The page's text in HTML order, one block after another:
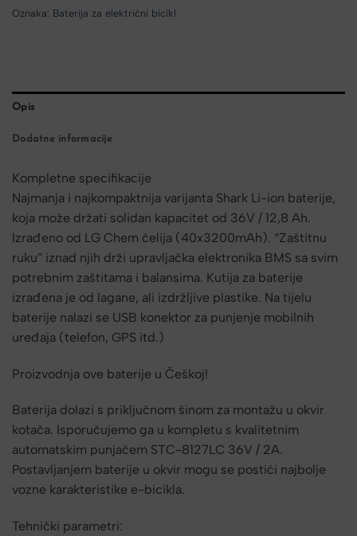
Oznaka: Baterija za električni bicikl
Opis
Dodatne informacije
Kompletne specifikacije
Najmanja i najkompaktnija varijanta Shark Li-ion baterije,
koja može držati solidan kapacitet od 36V / 12,8 Ah.
Izrađeno od LG Chem ćelija (40x3200mAh). “Zaštitnu
ruku” iznad njih drži upravljačka elektronika BMS sa svim
potrebnim zaštitama i balansima. Kutija za baterije
izrađena je od lagane, ali izdržljive plastike. Na tijelu
baterije nalazi se USB konektor za punjenje mobilnih
uređaja (telefon, GPS itd.)
Proizvodnja ove baterije u Češkoj!
Baterija dolazi s priključnom šinom za montažu u okvir
kotača. Isporučujemo ga u kompletu s kvalitetnim
automatskim punjačem STC-8127LC 36V / 2A.
Postavljanjem baterije u okvir mogu se postići najbolje
vozne karakteristike e-bicikla.
Tehnički parametri: